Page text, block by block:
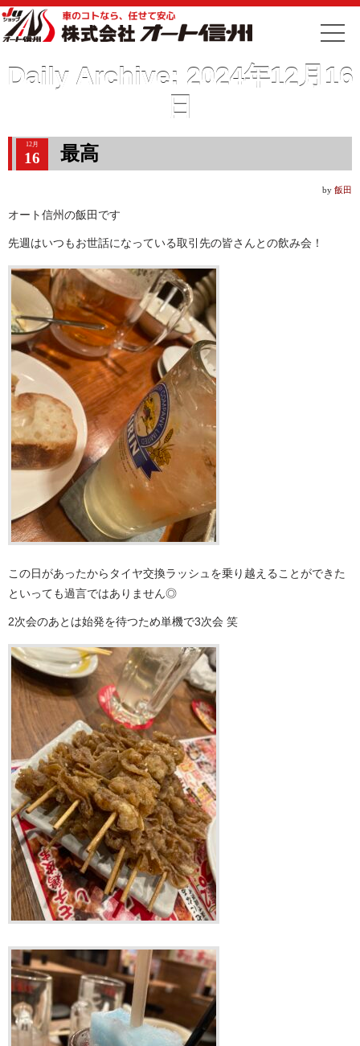
Daily Archive: 2024年12月16
日
12月
16 最高
by 飯田
オート信州の飯田です
先週はいつもお世話になっている取引先の皆さんとの飲み会！
この日があったからタイヤ交換ラッシュを乗り越えることができた
といっても過言ではありません◎
2次会のあとは始発を待つため単機で3次会 笑